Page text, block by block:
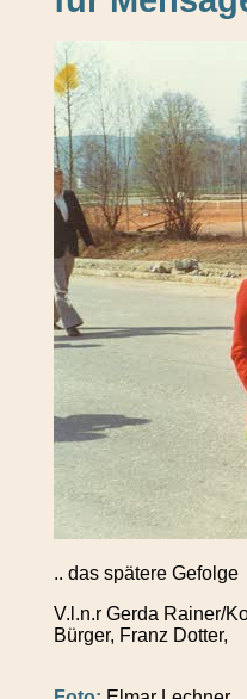
.. das spätere Gefolge
V.l.n.r Gerda Rainer/
Bürger, Franz Dotter,